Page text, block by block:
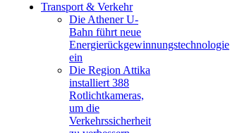
Transport & Verkehr
Die Athener U-
Bahn führt neue
Energierückgewinnungstechnologie
ein
Die Region Attika
installiert 388
Rotlichtkameras,
um die
Verkehrssicherheit